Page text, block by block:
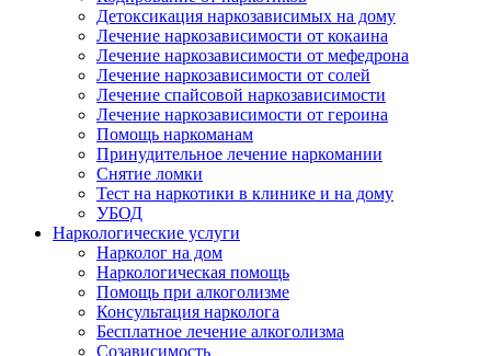
Детоксикация наркозависимых на дому
Лечение наркозависимости от кокаина
Лечение наркозависимости от мефедрона
Лечение наркозависимости от солей
Лечение спайсовой наркозависимости
Лечение наркозависимости от героина
Помощь наркоманам
Принудительное лечение наркомании
Снятие ломки
Тест на наркотики в клинике и на дому
УБОД
Наркологические услуги
Нарколог на дом
Наркологическая помощь
Помощь при алкоголизме
Консультация нарколога
Бесплатное лечение алкоголизма
Созависимость